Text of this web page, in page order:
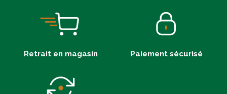
Retrait en magasin Paiement sécurisé